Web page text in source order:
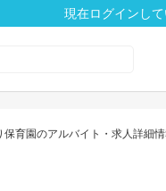
現在ログインして
育園のアルバイト・求人詳細